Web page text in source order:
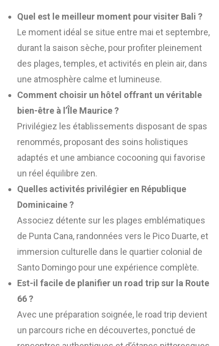
Quel est le meilleur moment pour visiter Bali ?
Le moment idéal se situe entre mai et septembre,
durant la saison sèche, pour profiter pleinement
des plages, temples, et activités en plein air, dans
une atmosphère calme et lumineuse.
Comment choisir un hôtel offrant un véritable
bien-être à l’Île Maurice ?
Privilégiez les établissements disposant de spas
renommés, proposant des soins holistiques
adaptés et une ambiance cocooning qui favorise
un réel équilibre zen.
Quelles activités privilégier en République
Dominicaine ?
Associez détente sur les plages emblématiques
de Punta Cana, randonnées vers le Pico Duarte, et
immersion culturelle dans le quartier colonial de
Santo Domingo pour une expérience complète.
Est-il facile de planifier un road trip sur la Route
66 ?
Avec une préparation soignée, le road trip devient
un parcours riche en découvertes, ponctué de